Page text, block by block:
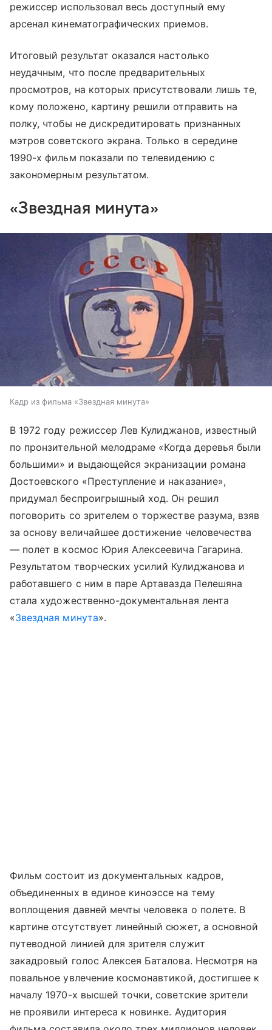
режиссер использовал весь доступный ему
арсенал кинематографических приемов.
Итоговый результат оказался настолько
неудачным, что после предварительных
просмотров, на которых присутствовали лишь те,
кому положено, картину решили отправить на
полку, чтобы не дискредитировать признанных
мэтров советского экрана. Только в середине
1990-х фильм показали по телевидению с
закономерным результатом.
«Звездная минута»
Кадр из фильма «Звездная минута»
В 1972 году режиссер Лев Кулиджанов, известный
по пронзительной мелодраме «Когда деревья были
большими» и выдающейся экранизации романа
Достоевского «Преступление и наказание»,
придумал беспроигрышный ход. Он решил
поговорить со зрителем о торжестве разума, взяв
за основу величайшее достижение человечества
— полет в космос Юрия Алексеевича Гагарина.
Результатом творческих усилий Кулиджанова и
работавшего с ним в паре Артавазда Пелешяна
стала художественно-документальная лента
«Звездная минута».
Фильм состоит из документальных кадров,
объединенных в единое киноэссе на тему
воплощения давней мечты человека о полете. В
картине отсутствует линейный сюжет, а основной
путеводной линией для зрителя служит
закадровый голос Алексея Баталова. Несмотря на
повальное увлечение космонавтикой, достигшее к
началу 1970-х высшей точки, советские зрители
не проявили интереса к новинке. Аудитория